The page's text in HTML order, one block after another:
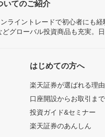
いてのご紹介
ライントレードで初心者にも
グローバル投資商品も充実。
はじめての方へ
楽天証券が選ばれる理由
口座開設からお取引ま
投資ガイド&セミナー
楽天証券のあんしん